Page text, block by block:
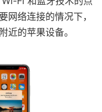
网络连接的情况下，
近的苹果设备。